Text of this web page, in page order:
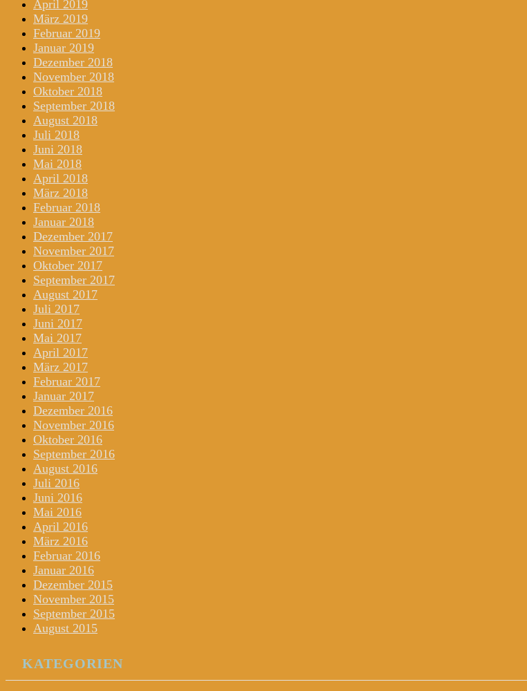
April 2019
März 2019
Februar 2019
Januar 2019
Dezember 2018
November 2018
Oktober 2018
September 2018
August 2018
Juli 2018
Juni 2018
Mai 2018
April 2018
März 2018
Februar 2018
Januar 2018
Dezember 2017
November 2017
Oktober 2017
September 2017
August 2017
Juli 2017
Juni 2017
Mai 2017
April 2017
März 2017
Februar 2017
Januar 2017
Dezember 2016
November 2016
Oktober 2016
September 2016
August 2016
Juli 2016
Juni 2016
Mai 2016
April 2016
März 2016
Februar 2016
Januar 2016
Dezember 2015
November 2015
September 2015
August 2015
KATEGORIEN